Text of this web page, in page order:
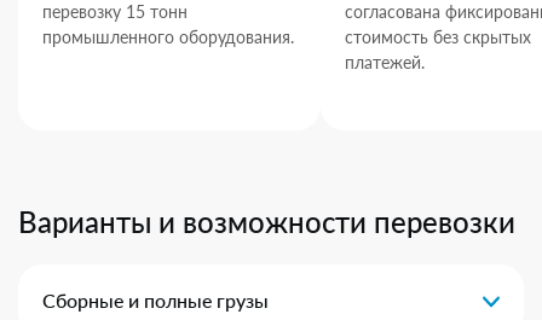
перевозку 15 тонн
промышленного оборудования.
согласована
стоимость без скрытых
платежей.
Варианты и возможности перевозки
Сборные и полные грузы